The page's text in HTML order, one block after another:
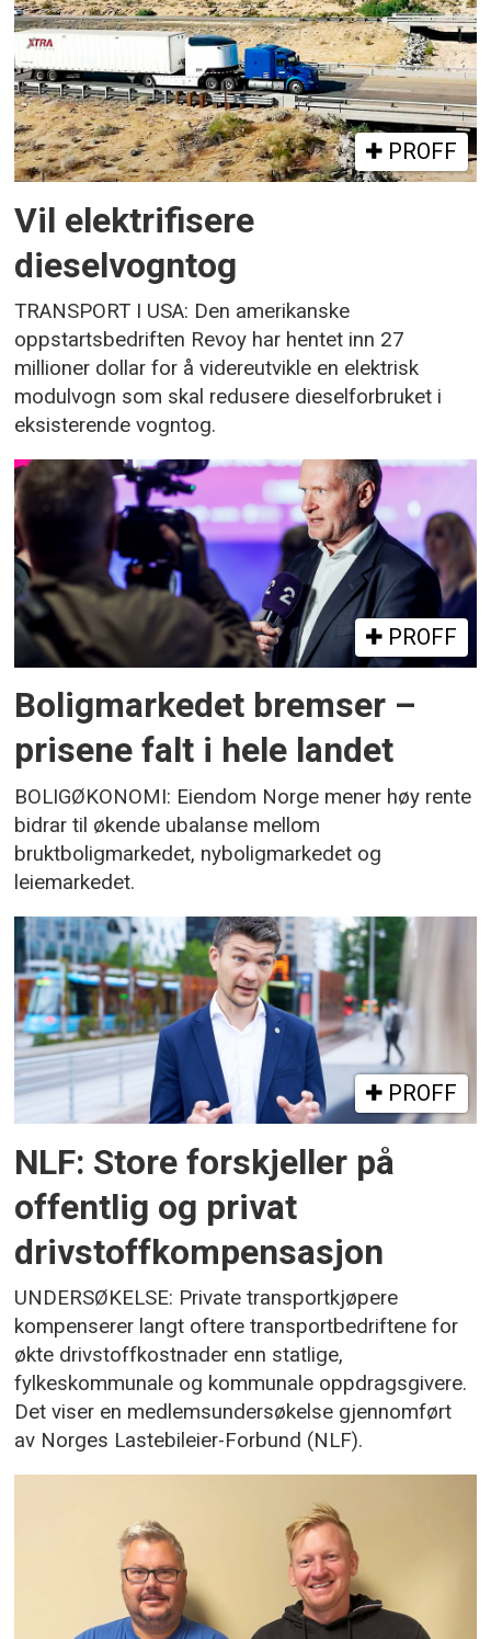
PROFF
Vil elektrifisere
dieselvogntog
TRANSPORT I USA: Den amerikanske
oppstartsbedriften Revoy har hentet inn 27
millioner dollar for å videreutvikle en elektrisk
modulvogn som skal redusere dieselforbruket i
eksisterende vogntog.
PROFF
Boligmarkedet bremser –
prisene falt i hele landet
BOLIGØKONOMI: Eiendom Norge mener høy rente
bidrar til økende ubalanse mellom
bruktboligmarkedet, nyboligmarkedet og
leiemarkedet.
PROFF
NLF: Store forskjeller på
offentlig og privat
drivstoffkompensasjon
UNDERSØKELSE: Private transportkjøpere
kompenserer langt oftere transportbedriftene for
økte drivstoffkostnader enn statlige,
fylkeskommunale og kommunale oppdragsgivere.
Det viser en medlemsundersøkelse gjennomført
av Norges Lastebileier-Forbund (NLF).